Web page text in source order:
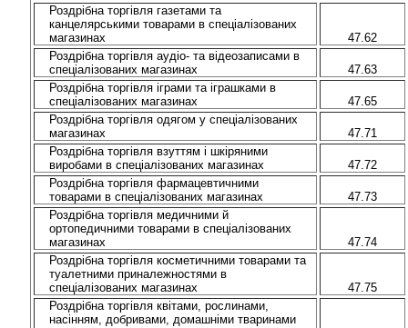
Роздрібна торгівля газетами та
канцелярськими товарами в спеціалізованих
магазинах
47.62
Роздрібна торгівля аудіо- та відеозаписами в
спеціалізованих магазинах
47.63
Роздрібна торгівля іграми та іграшками в
спеціалізованих магазинах
47.65
Роздрібна торгівля одягом у спеціалізованих
магазинах
47.71
Роздрібна торгівля взуттям і шкіряними
виробами в спеціалізованих магазинах
47.72
Роздрібна торгівля фармацевтичними
товарами в спеціалізованих магазинах
47.73
Роздрібна торгівля медичними й
ортопедичними товарами в спеціалізованих
магазинах
47.74
Роздрібна торгівля косметичними товарами та
туалетними приналежностями в
спеціалізованих магазинах
47.75
Роздрібна торгівля квітами, рослинами,
насінням, добривами, домашніми тваринами